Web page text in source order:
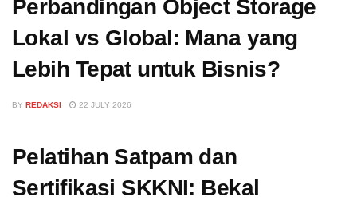
Perbandingan Object Storage
Lokal vs Global: Mana yang
Lebih Tepat untuk Bisnis?
BY REDAKSI 22 JULY 2026
Pelatihan Satpam dan
Sertifikasi SKKNI: Bekal